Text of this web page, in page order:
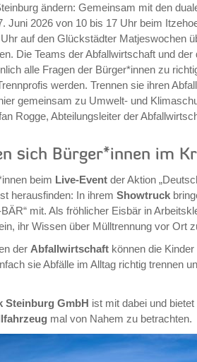
ändern: Gemeinsam mit den
Juni 2026 von 10 bis 17 Uhr beim
auf den Glückstädter Matjeswochen
Die Teams der Abfallwirtschaft und
alle Fragen der Bürger*innen zu
werden. Trennen sie ihren
gemeinsam zu Umwelt- und
Rogge, Abteilungsleiter der
sich Bürger*innen im
beim Live-Event der Aktion
herausfinden: In ihrem Showtruck
mit. Als fröhlicher Eisbär in
ihr Wissen über Mülltrennung vor Ort
der Abfallwirtschaft können die
sie Abfälle im Alltag richtig trennen
Steinburg GmbH ist mit dabei und
mal von Nahem zu betrachten.